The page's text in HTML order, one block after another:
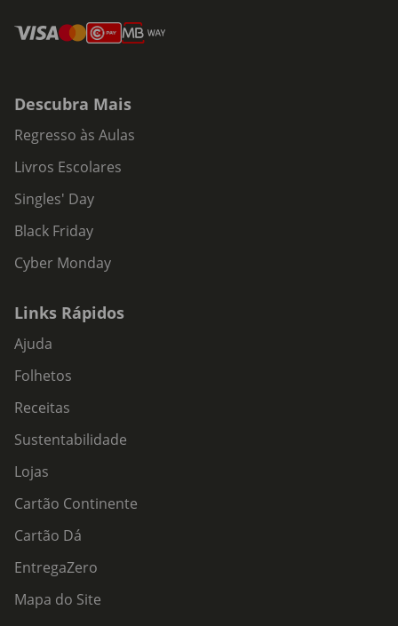
Descubra Mais
Regresso às Aulas
Livros Escolares
Singles' Day
Black Friday
Cyber Monday
Links Rápidos
Ajuda
Folhetos
Receitas
Sustentabilidade
Lojas
Cartão Continente
Cartão Dá
EntregaZero
Mapa do Site